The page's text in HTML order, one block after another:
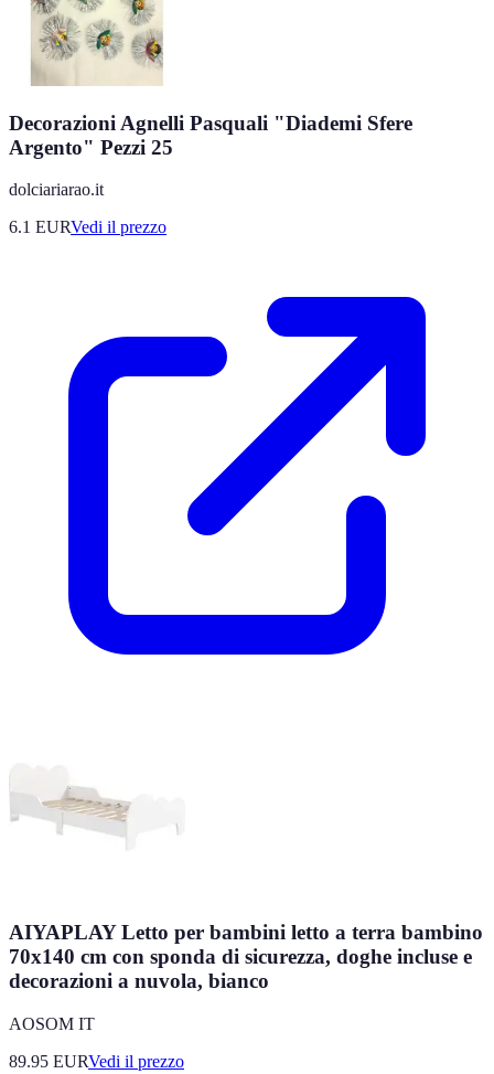
Decorazioni Agnelli Pasquali "Diademi Sfere
Argento" Pezzi 25
dolciariarao.it
6.1 EURVedi il prezzo
AIYAPLAY Letto per bambini letto a terra bambino
70x140 cm con sponda di sicurezza, doghe incluse e
decorazioni a nuvola, bianco
AOSOM IT
89.95 EURVedi il prezzo